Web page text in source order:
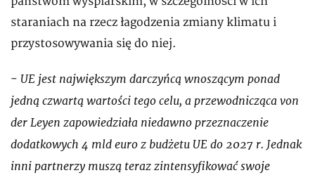
staraniach na rzecz łagodzenia zmiany klimatu i
przystosowywania się do niej.
- UE jest największym darczyńcą wnoszącym ponad
jedną czwartą wartości tego celu, a przewodnicząca von
der Leyen zapowiedziała niedawno przeznaczenie
dodatkowych 4 mld euro z budżetu UE do 2027 r. Jednak
inni partnerzy muszą teraz zintensyfikować swoje